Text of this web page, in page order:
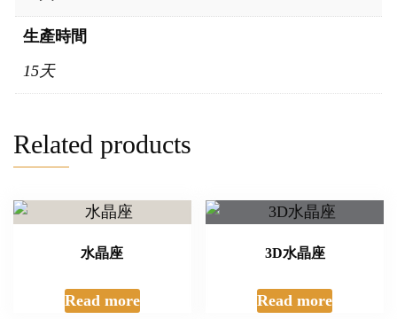
生產時間
15天
Related products
水晶座
Read more
3D水晶座
Read more